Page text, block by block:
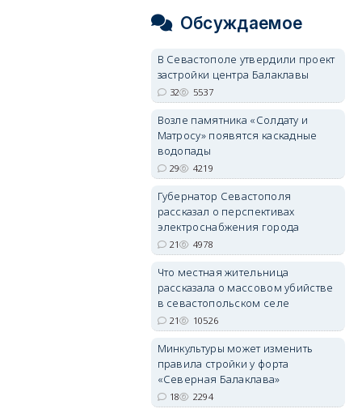
Обсуждаемое
В Севастополе утвердили проект
застройки центра Балаклавы
32 5537
Возле памятника «Солдату и
Матросу» появятся каскадные
водопады
29 4219
Губернатор Севастополя
рассказал о перспективах
электроснабжения города
21 4978
Что местная жительница
рассказала о массовом убийстве
в севастопольском селе
21 10526
Минкультуры может изменить
правила стройки у форта
«Северная Балаклава»
18 2294